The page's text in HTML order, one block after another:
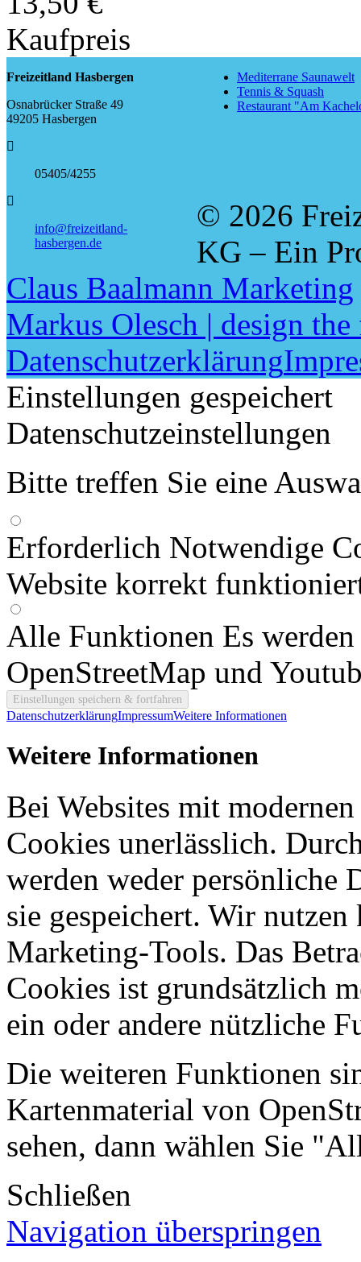
Kaufpreis
Freizeitland Hasbergen
Osnabrücker Straße 49
49205 Hasbergen
05405/4255
info@freizeitland-
hasbergen.de
Mediterrane Saunawelt
Tennis & Squash
Restaurant "Am
© 2026
KG – Ein
Claus Baalmann Marketing
Markus Olesch | design
Datenschutzerklärung
Einstellungen gespeichert
Datenschutzeinstellungen
Bitte treffen Sie eine
Erforderlich Notwendige
Website korrekt
Alle Funktionen Es
OpenStreetMap und
DatenschutzerklärungImpressumWeitere Informationen
Weitere Informationen
Bei Websites mit
Cookies unerlässlich.
werden weder persönliche
sie gespeichert. Wir
Marketing-Tools. Das
Cookies ist grundsätzlich
ein oder andere nützliche
Die weiteren Funktionen
Kartenmaterial von
sehen, dann wählen Sie
Schließen
Navigation überspringen